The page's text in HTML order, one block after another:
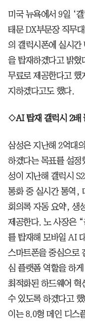
미국 뉴욕에서 9일 ‘
태문 DX부문장 직무
의 갤럭시폰에 실시간
을 탑재하겠다고 밝혔
무료로 제공한다고
지하겠다고도 했다.
◇AI 탑재 갤럭시 2배
삼성은 지난해 2억대
하겠다는 목표를 설
성이 지난해 갤럭시
통화 중 실시간 통역,
회의록 자동 요약, 생
제공한다. 노 사장은
를 탑재해 모바일 AI
스마트폰을 중심으로
심 플랫폼 역할을 하
최적화된 하드웨어 혁
수 있도록 하겠다고
이는 8.0형 메인 디스